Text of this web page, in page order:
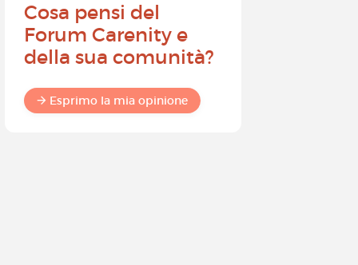
Cosa pensi del
Forum Carenity e
della sua comunità?
Esprimo la mia opinione